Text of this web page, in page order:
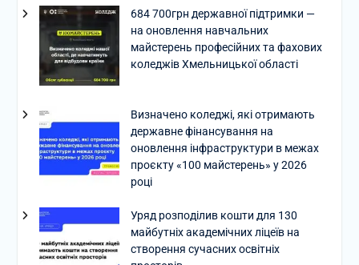
684 700грн державної підтримки —
на оновлення навчальних
майстерень професійних та фахових
коледжів Хмельницької області
Визначено коледжі, які отримають
державне фінансування на
оновлення інфраструктури в межах
проєкту «100 майстерень» у 2026
році
Уряд розподілив кошти для 130
майбутніх академічних ліцеїв на
створення сучасних освітніх